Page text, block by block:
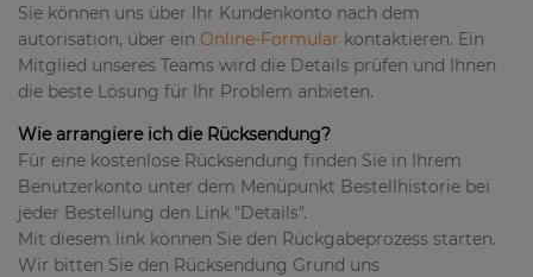
Sie können uns über Ihr Kundenkonto nach dem
autorisation, über ein Online-Formular kontaktieren. Ein
Mitglied unseres Teams wird die Details prüfen und Ihnen
die beste Lösung für Ihr Problem anbieten.
Wie arrangiere ich die Rücksendung?
Für eine kostenlose Rücksendung finden Sie in Ihrem
Benutzerkonto unter dem Menüpunkt Bestellhistorie bei
jeder Bestellung den Link "Details".
Mit diesem link können Sie den Rückgabeprozess starten.
Wir bitten Sie den Rücksendung Grund uns